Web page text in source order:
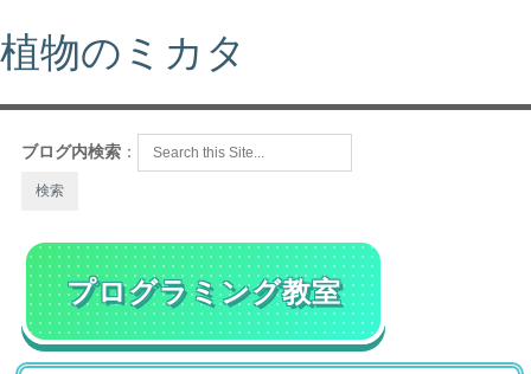
植物のミカタ
ブログ内検索 ：
プログラミング教室